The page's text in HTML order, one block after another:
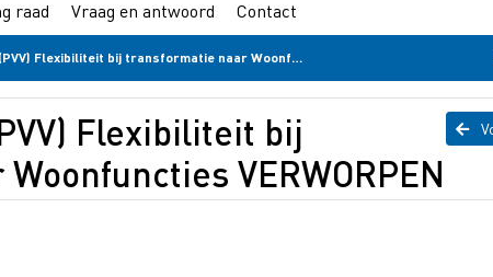
raad Vraag en antwoord Contact
bij transformatie naar Woonfuncties VERWORPEN
Flexibiliteit bij
VERWORPEN